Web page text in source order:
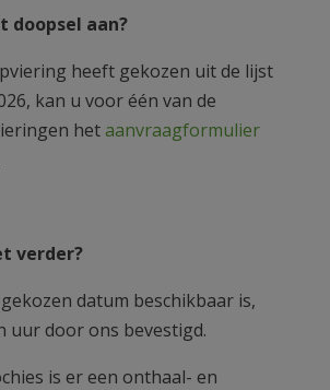
doopsel aan?
heeft gekozen uit de lijst
kan u voor één van de
hetaanvraagformulier
verder?
datum beschikbaar is,
uur door ons bevestigd.
is er een onthaal- en